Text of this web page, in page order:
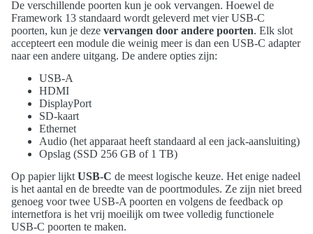
De verschillende poorten kun je ook vervangen. Hoewel de
Framework 13 standaard wordt geleverd met vier USB-C
poorten, kun je deze vervangen door andere poorten. Elk slot
accepteert een module die weinig meer is dan een USB-C adapter
naar een andere uitgang. De andere opties zijn:
USB-A
HDMI
DisplayPort
SD-kaart
Ethernet
Audio (het apparaat heeft standaard al een jack-aansluiting)
Opslag (SSD 256 GB of 1 TB)
Op papier lijkt USB-C de meest logische keuze. Het enige nadeel
is het aantal en de breedte van de poortmodules. Ze zijn niet breed
genoeg voor twee USB-A poorten en volgens de feedback op
internetfora is het vrij moeilijk om twee volledig functionele
USB-C poorten te maken.